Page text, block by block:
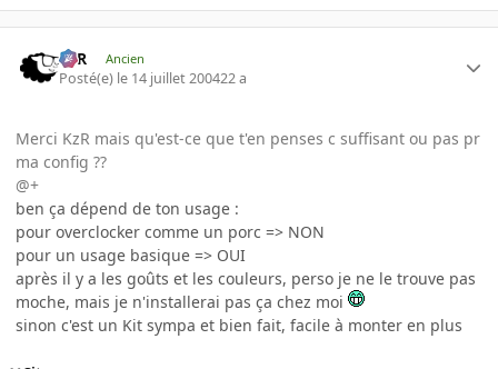
KzR Ancien
Posté(e) le 14 juillet 200422 a
Merci KzR mais qu'est-ce que t'en penses c suffisant ou pas pr
ma config ??
@+
ben ça dépend de ton usage :
pour overclocker comme un porc => NON
pour un usage basique => OUI
après il y a les goûts et les couleurs, perso je ne le trouve pas
moche, mais je n'installerai pas ça chez moi
sinon c'est un Kit sympa et bien fait, facile à monter en plus